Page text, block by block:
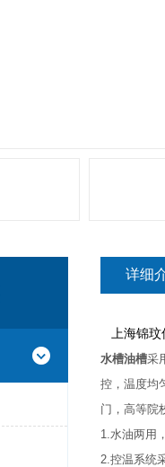
详细
上海锦
水槽油槽采
控，温度均
门，高等院
1.水油两用
2.控温系统